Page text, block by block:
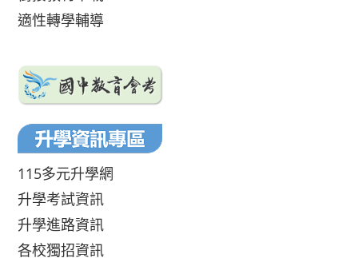
適性轉學輔導
115多元升學網
升學考試資訊
升學進路資訊
各校獨招資訊